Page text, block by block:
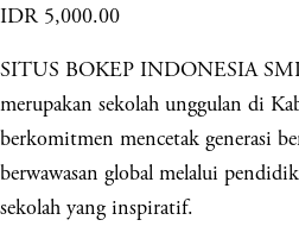
IDR 5,000.00
SITUS BOKEP INDONESIA
merupakan sekolah unggulan di
berkomitmen mencetak generasi
berwawasan global melalui
sekolah yang inspiratif.